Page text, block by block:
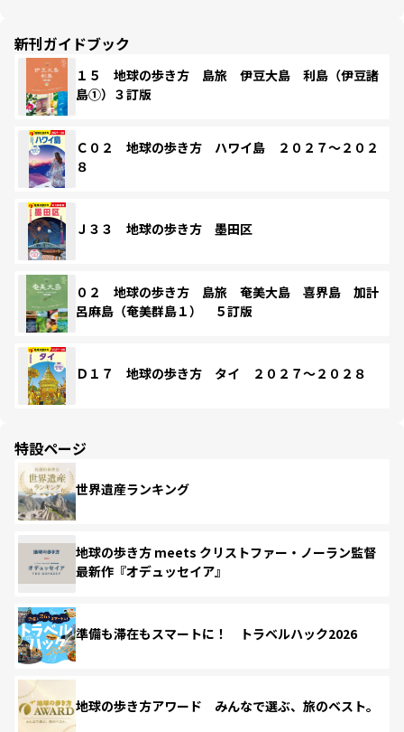
新刊ガイドブック
１５ 地球の歩き方 島旅 伊豆大島 利島（伊豆諸
島①）３訂版
Ｃ０２ 地球の歩き方 ハワイ島 ２０２７～２０２
８
Ｊ３３ 地球の歩き方 墨田区
０２ 地球の歩き方 島旅 奄美大島 喜界島 加計
呂麻島（奄美群島１） ５訂版
Ｄ１７ 地球の歩き方 タイ ２０２７～２０２８
特設ページ
世界遺産ランキング
地球の歩き方 meets クリストファー・ノーラン監督
最新作『オデュッセイア』
準備も滞在もスマートに！ トラベルハック2026
地球の歩き方アワード みんなで選ぶ、旅のベスト。